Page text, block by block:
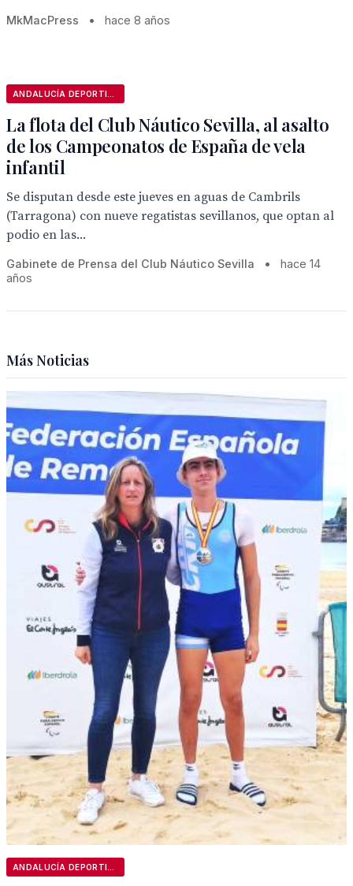
MkMacPress • hace 8 años
La flota del Club Náutico Sevilla, al asalto
de los Campeonatos de España de vela
infantil
Se disputan desde este jueves en aguas de Cambrils
(Tarragona) con nueve regatistas sevillanos, que optan al
podio en las...
Gabinete de Prensa del Club Náutico Sevilla •
hace 14
años
Más Noticias